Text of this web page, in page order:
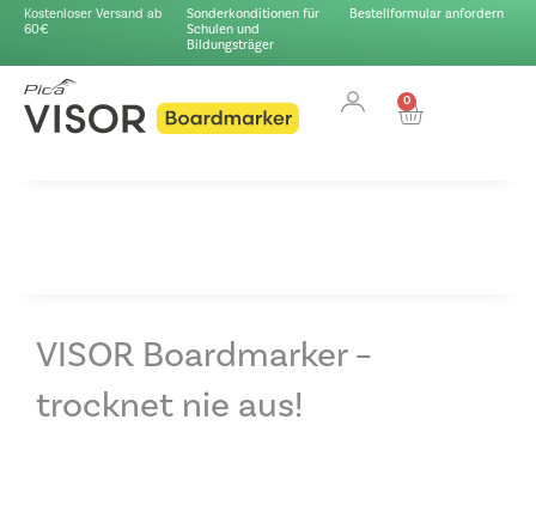
Kostenloser Versand ab
60€
Sonderkonditionen für
Schulen und
Bildungsträger
Bestellformular anfordern
0
VISOR Boardmarker –
trocknet nie aus!